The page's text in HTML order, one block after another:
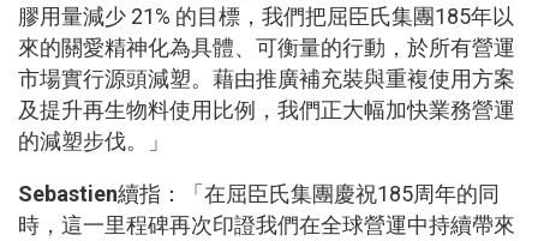
膠用量減少 21% 的目標，我們把屈臣氏集團185年以
來的關愛精神化為具體、可衡量的行動，於所有營運
市場實行源頭減塑。藉由推廣補充裝與重複使用方案
及提升再生物料使用比例，我們正大幅加快業務營運
的減塑步伐。」
Sebastien續指：「在屈臣氏集團慶祝185周年的同
時，這一里程碑再次印證我們在全球營運中持續帶來